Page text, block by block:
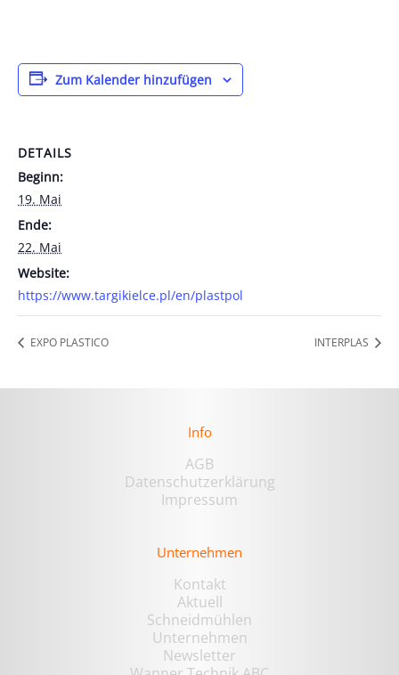
Zum Kalender hinzufügen
DETAILS
Beginn:
19. Mai
Ende:
22. Mai
Website:
https://www.targikielce.pl/en/plastpol
EXPO PLASTICO INTERPLAS
Info
AGB
Datenschutzerklärung
Impressum
Unternehmen
Kontakt
Aktuell
Schneidmühlen
Unternehmen
Newsletter